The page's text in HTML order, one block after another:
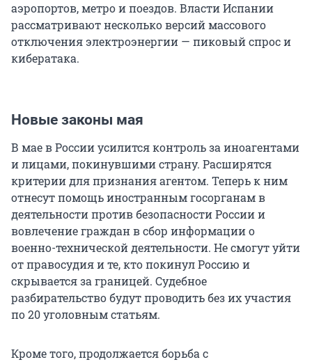
аэропортов, метро и поездов. Власти Испании
рассматривают несколько версий массового
отключения электроэнергии — пиковый спрос и
кибератака.
Новые законы мая
В мае в России усилится контроль за иноагентами
и лицами, покинувшими страну. Расширятся
критерии для признания агентом. Теперь к ним
отнесут помощь иностранным госорганам в
деятельности против безопасности России и
вовлечение граждан в сбор информации о
военно-технической деятельности. Не смогут уйти
от правосудия и те, кто покинул Россию и
скрывается за границей. Судебное
разбирательство будут проводить без их участия
по 20 уголовным статьям.
Кроме того, продолжается борьба с